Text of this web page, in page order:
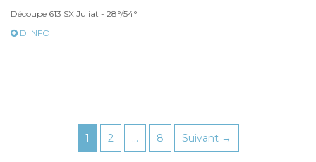
Découpe 613 SX Juliat - 28°/54°
D'INFO
1 2 … 8 Suivant →